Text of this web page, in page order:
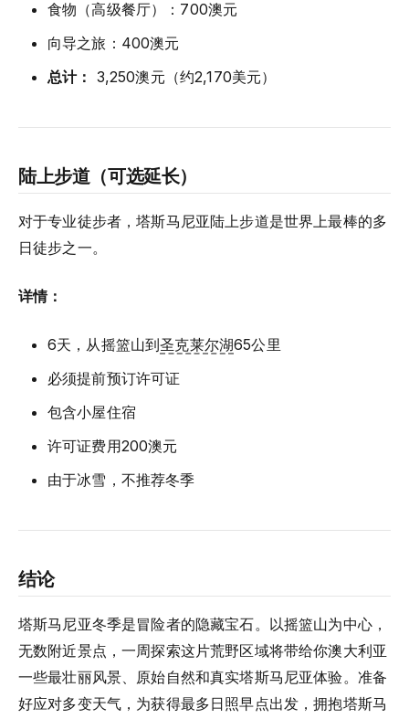
食物（高级餐厅）：700澳元
向导之旅：400澳元
总计： 3,250澳元（约2,170美元）
陆上步道（可选延长）
对于专业徒步者，塔斯马尼亚陆上步道是世界上最棒的多
日徒步之一。
详情：
6天，从摇篮山到圣克莱尔湖65公里
必须提前预订许可证
包含小屋住宿
许可证费用200澳元
由于冰雪，不推荐冬季
结论
塔斯马尼亚冬季是冒险者的隐藏宝石。以摇篮山为中心，
无数附近景点，一周探索这片荒野区域将带给你澳大利亚
一些最壮丽风景、原始自然和真实塔斯马尼亚体验。准备
好应对多变天气，为获得最多日照早点出发，拥抱塔斯马